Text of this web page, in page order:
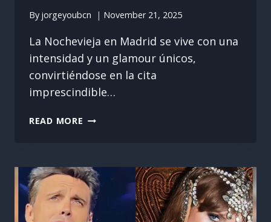
By jorgeyoubcn November 21, 2025
La Nochevieja en Madrid se vive con una
intensidad y un glamour únicos,
convirtiéndose en la cita
imprescindible…
READ MORE POR
VIP
EN
AÑO
NUEVO